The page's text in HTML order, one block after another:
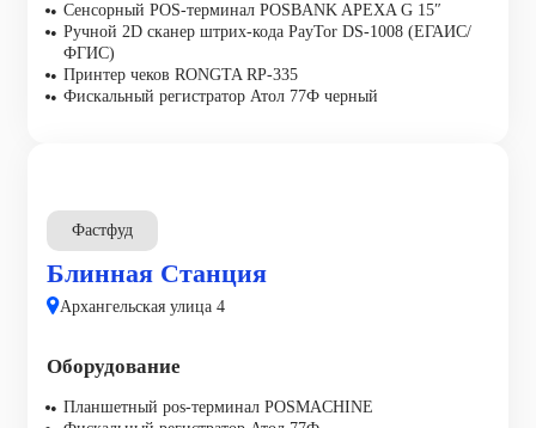
Сенсорный POS-терминал POSBANK APEXA G 15″
Ручной 2D сканер штрих-кода PayTor DS-1008 (ЕГАИС/
ФГИС)
Принтер чеков RONGTA RP-335
Фискальный регистратор Атол 77Ф черный
Фастфуд
Блинная Станция
Архангельская улица 4
Оборудование
Планшетный pos-терминал POSMACHINE